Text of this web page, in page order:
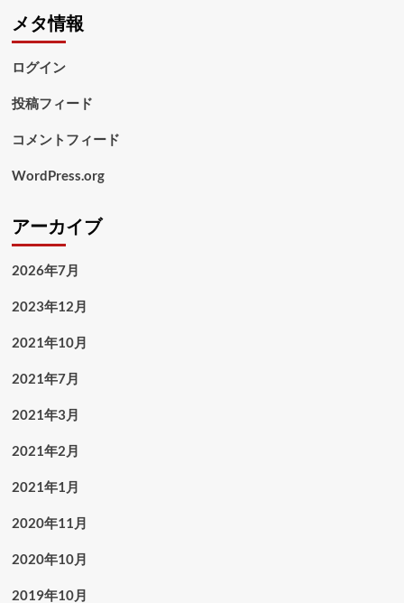
メタ情報
ログイン
投稿フィード
コメントフィード
WordPress.org
アーカイブ
2026年7月
2023年12月
2021年10月
2021年7月
2021年3月
2021年2月
2021年1月
2020年11月
2020年10月
2019年10月